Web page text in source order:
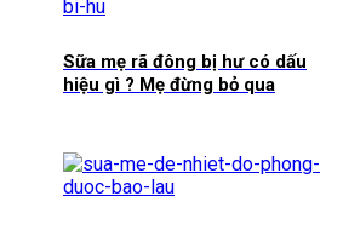
Sữa mẹ rã đông bị hư có dấu
hiệu gì ? Mẹ đừng bỏ qua